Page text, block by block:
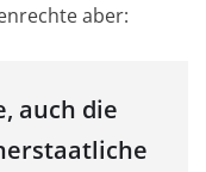
aber:
auch die